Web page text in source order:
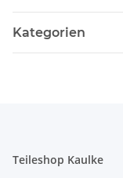
Kategorien
Teileshop Kaulke